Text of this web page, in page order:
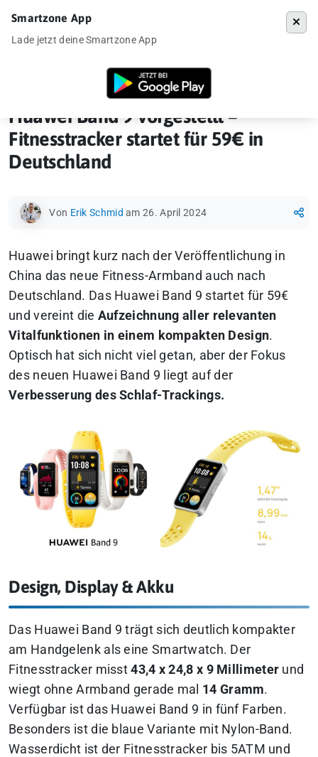
»Fitnessarmband
Huawei Band 9 vorgestellt –
Fitnesstracker startet für 59€ in
Deutschland
Von Erik Schmid am 26. April 2024
Huawei bringt kurz nach der Veröffentlichung in
China das neue Fitness-Armband auch nach
Deutschland. Das Huawei Band 9 startet für 59€
und vereint die Aufzeichnung aller relevanten
Vitalfunktionen in einem kompakten Design.
Optisch hat sich nicht viel getan, aber der Fokus
des neuen Huawei Band 9 liegt auf der
Verbesserung des Schlaf-Trackings.
Design, Display & Akku
Das Huawei Band 9 trägt sich deutlich kompakter
am Handgelenk als eine Smartwatch. Der
Fitnesstracker misst43,4 x 24,8 x 9 Millimeter und
wiegt ohne Armband gerade mal 14 Gramm.
Verfügbar ist das Huawei Band 9 in fünf Farben.
Besonders ist die blaue Variante mit Nylon-Band.
Wasserdicht ist der Fitnesstracker bis 5ATM und
Smartzone App
Lade jetzt deine Smartzone App